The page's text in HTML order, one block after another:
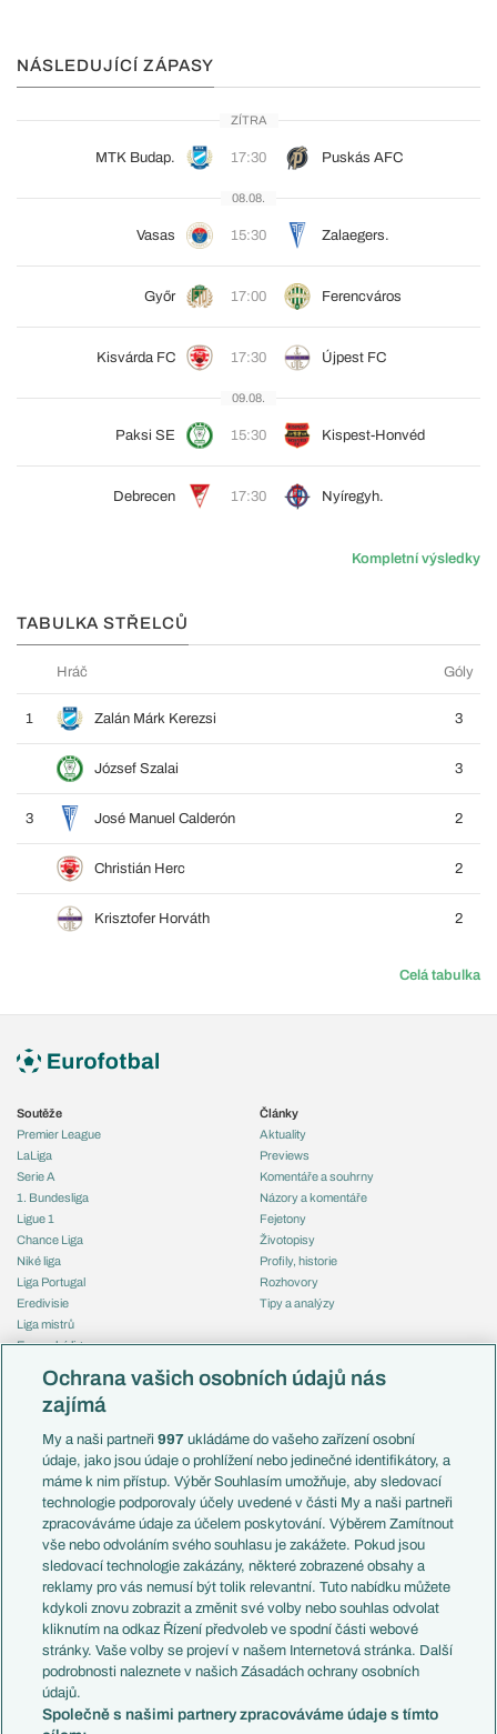
NÁSLEDUJÍCÍ ZÁPASY
ZÍTRA
MTK Budap. 17:30 Puskás AFC
08.08.
Vasas 15:30 Zalaegers.
Győr 17:00 Ferencváros
Kisvárda FC 17:30 Újpest FC
09.08.
Paksi SE 15:30 Kispest-Honvéd
Debrecen 17:30 Nyíregyh.
Kompletní výsledky
TABULKA STŘELCŮ
Hráč Góly
1 Zalán Márk Kerezsi 3
József Szalai 3
3 José Manuel Calderón 2
Christián Herc 2
Krisztofer Horváth 2
Celá tabulka
Soutěže
Premier League
LaLiga
Serie A
1. Bundesliga
Ligue 1
Chance Liga
Niké liga
Liga Portugal
Eredivisie
Liga mistrů
Evropská liga
Mistrovství světa
Liga národů
Témata
Představení týmů MS
EuroSkauting
PL v kostce
Evropské koeficienty
Přestupy
Přestupové spekulace
Zranění
Kluby
Arsenal FC
Chelsea FC
Manchester United
Články
Aktuality
Previews
Komentáře a souhrny
Názory a komentáře
Fejetony
Životopisy
Profily, historie
Rozhovory
Tipy a analýzy
Česko
Francie
Itálie
Německo
Španělsko
Argentina
Brazílie
Přestupy
Zápasy
Livescore
Tipovací soutěž
Ochrana vašich osobních údajů nás
zajímá
My a naši partneři997 ukládáme do vašeho zařízení osobní
údaje, jako jsou údaje o prohlížení nebo jedinečné identifikátory, a
máme k nim přístup. Výběr Souhlasím umožňuje, aby sledovací
technologie podporovaly účely uvedené v části My a naši partneři
zpracováváme údaje za účelem poskytování. Výběrem Zamítnout
vše nebo odvoláním svého souhlasu je zakážete. Pokud jsou
sledovací technologie zakázány, některé zobrazené obsahy a
reklamy pro vás nemusí být tolik relevantní. Tuto nabídku můžete
kdykoli znovu zobrazit a změnit své volby nebo souhlas odvolat
kliknutím na odkaz Řízení předvoleb ve spodní části webové
stránky. Vaše volby se projeví v našem Internetová stránka. Další
podrobnosti naleznete v našich Zásadách ochrany osobních
údajů.
Společně s našimi partnery zpracováváme údaje s tímto